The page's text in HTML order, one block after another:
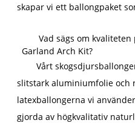
skapar vi ett ballongpaket
Vad sägs om
Garland Arch Kit?
Vårt
slitstark aluminiumfolie och
latexballongerna vi
gjorda av högkvalitativ